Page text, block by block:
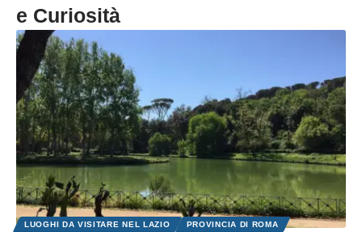
e Curiosità
LUOGHI DA VISITARE NEL LAZIO PROVINCIA DI ROMA